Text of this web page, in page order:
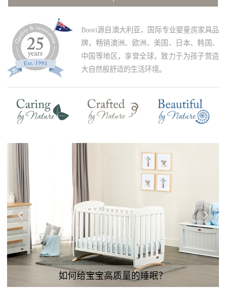
Boori源自澳大利亚，国际专业婴童房家具品
牌，畅销澳洲、欧洲、美国、日本、韩国、
中国等地区，享誉全球，致力于为孩子营造
大自然般舒适的生活环境。
如何给宝宝高质量的睡眠？